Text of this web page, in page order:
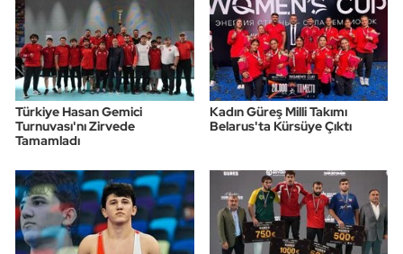
Türkiye Hasan Gemici
Turnuvası'nı Zirvede
Tamamladı
Kadın Güreş Milli Takımı
Belarus'ta Kürsüye Çıktı